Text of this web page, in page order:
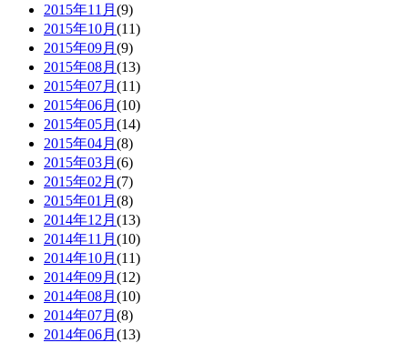
2015年11月 (9)
2015年10月 (11)
2015年09月 (9)
2015年08月 (13)
2015年07月 (11)
2015年06月 (10)
2015年05月 (14)
2015年04月 (8)
2015年03月 (6)
2015年02月 (7)
2015年01月 (8)
2014年12月 (13)
2014年11月 (10)
2014年10月 (11)
2014年09月 (12)
2014年08月 (10)
2014年07月 (8)
2014年06月 (13)